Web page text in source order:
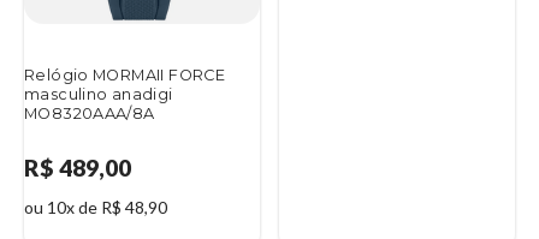
Relógio MORMAII FORCE
masculino anadigi
MO8320AAA/8A
R$ 489,00
ou 10x de R$ 48,90